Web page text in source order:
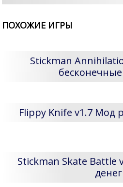
ПОХОЖИЕ ИГРЫ
Stickman
Flippy Knife v1.7 Мод
Stickman Skate Battle
денег